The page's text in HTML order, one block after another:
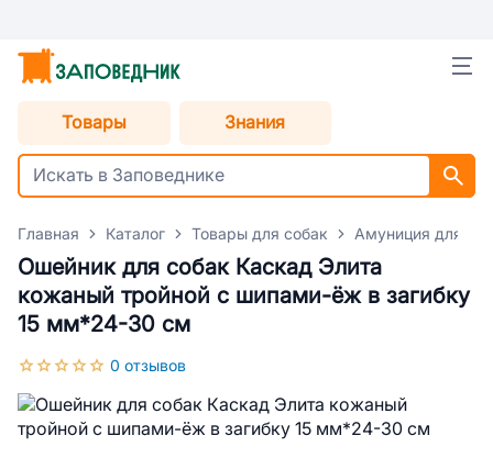
Товары Знания
Главная Каталог Товары для собак Амуниция для
Ошейник для собак Каскад Элита
кожаный тройной с шипами-ёж в загибку
15 мм*24-30 см
0 отзывов